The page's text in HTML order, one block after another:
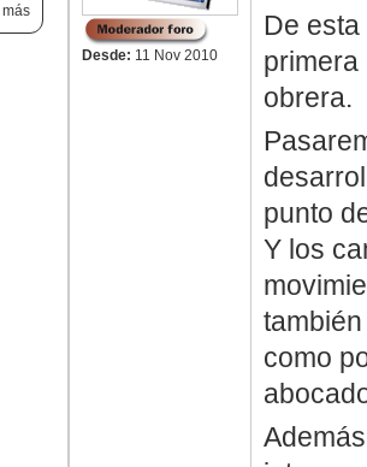
más
Desde: 11 Nov 2010
De
primera
obrera.
punto
Y los
como